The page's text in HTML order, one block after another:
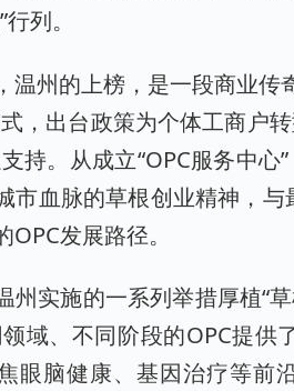
列。
温州的上榜，是一段商业传
，出台政策为个体工商户
持。从成立“OPC服务中心
市血脉的草根创业精神，
发展路径。
州实施的一系列举措厚植“
域、不同阶段的OPC提
眼脑健康、基因治疗等前